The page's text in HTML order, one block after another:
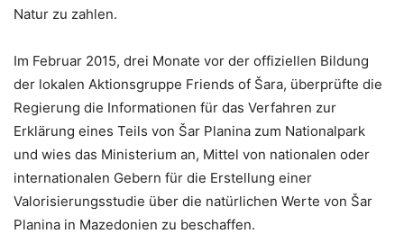
Natur zu zahlen.
Im Februar 2015, drei Monate vor der offiziellen Bildung
der lokalen Aktionsgruppe Friends of Šara, überprüfte die
Regierung die Informationen für das Verfahren zur
Erklärung eines Teils von Šar Planina zum Nationalpark
und wies das Ministerium an, Mittel von nationalen oder
internationalen Gebern für die Erstellung einer
Valorisierungsstudie über die natürlichen Werte von Šar
Planina in Mazedonien zu beschaffen.